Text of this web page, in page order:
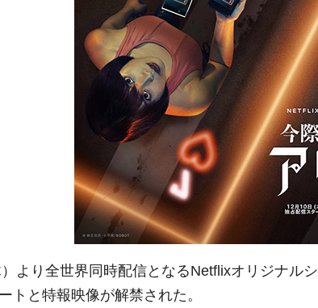
より全世界同時配信となるNetflixオリジナル
トと特報映像が解禁された。